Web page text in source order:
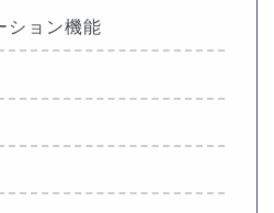
ション機能